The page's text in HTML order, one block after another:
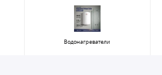
Водонагреватели